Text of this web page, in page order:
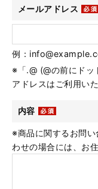
メールアドレス
例：
※「.@ (@の前にド
アドレスはご利用い
内容
※商品に関するお問
わせの場合には、お